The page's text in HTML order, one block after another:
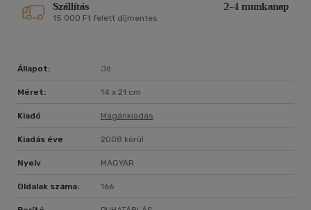
Szállítás 2-4 munkanap
15 000 Ft felett díjmentes
Állapot: Jó
Méret: 14 x 21 cm
Kiadó Magánkiadás
Kiadás éve 2008 körül
Nyelv MAGYAR
Oldalak száma: 166